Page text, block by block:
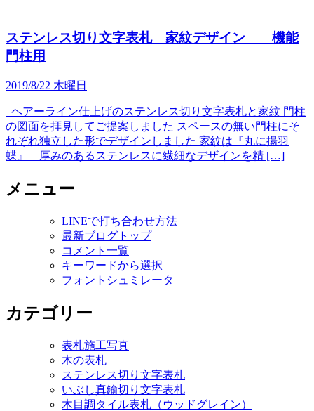
ステンレス切り文字表札 家紋デザイン 機能
門柱用
2019/8/22 木曜日
ヘアーライン仕上げのステンレス切り文字表札と家紋 門柱
の図面を拝見してご提案しました スペースの無い門柱にそ
れぞれ独立した形でデザインしました 家紋は『丸に揚羽
蝶』 厚みのあるステンレスに繊細なデザインを精 […]
メニュー
LINEで打ち合わせ方法
最新ブログトップ
コメント一覧
キーワードから選択
フォントシュミレータ
カテゴリー
表札施工写真
木の表札
ステンレス切り文字表札
いぶし真鍮切り文字表札
木目調タイル表札（ウッドグレイン）